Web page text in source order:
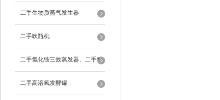
二手生物质蒸气发生器
二手吹瓶机
二手氯化铵三效蒸发器、二手*
蒸发器
二手高溶氧发酵罐